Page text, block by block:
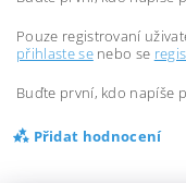
Pouze registrovaní
přihlaste senebo se
Buďte první, kdo napíše
Přidat hodnocení